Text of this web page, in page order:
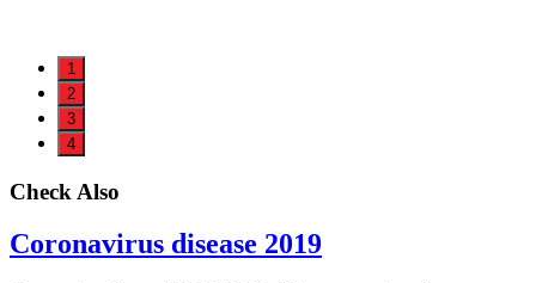
1
2
3
4
Check Also
Coronavirus disease 2019